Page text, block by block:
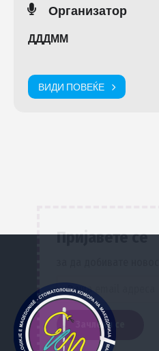
Организатор
ДДДММ
ВИДИ ПОВЕЌЕ
Пријавете се